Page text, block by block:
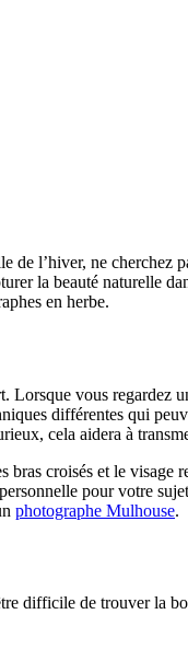
de l’hiver, ne
la beauté naturelle
en herbe.
vous regardez
différentes qui
cela aidera à
croisés et le
pour votre
photographe Mulhouse.
difficile de trouver la